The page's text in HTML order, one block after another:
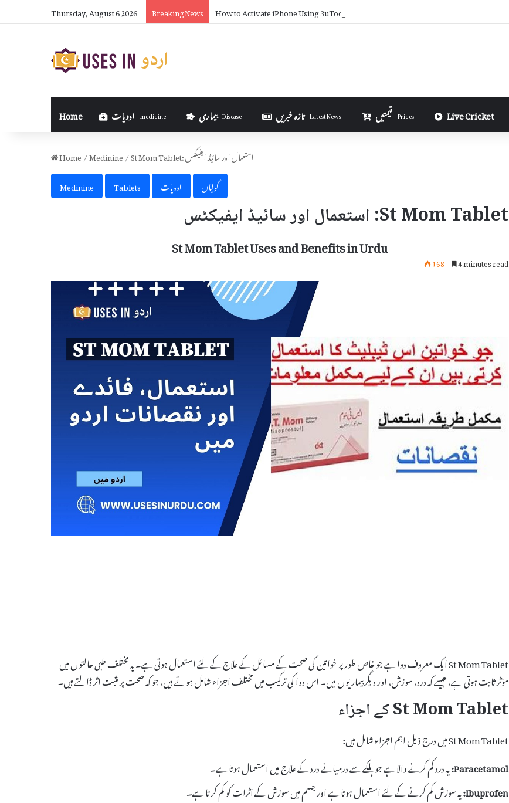
Thursday, August 6 2026 Breaking News How to Activate iPhone Using 3uTools in Urdu
Home medicine بیماری Disease تازہ خبریں Latest News Prices Live Cricket
Home/Medinine/
St Mom Tablet: استعمال اور سائیڈ ایفیکٹس
Medinine
Tablets ادویات گولیاں
St Mom Tablet: استعمال اور سائیڈ ایفیکٹس
St Mom Tablet Uses and Benefits in Urdu
168 4 minutes read
St Mom Tablet ایک معروف دوا ہے جو خاص طور پر خواتین کی صحت کے مسائل کے علاج کے لئے استعمال ہوتی ہے۔ یہ مختلف طبی حالتوں میں
مؤثر ثابت ہوتی ہے، جیسے کہ درد، سوزش، اور دیگر بیماریوں میں۔ اس دوا کی ترکیب میں مختلف اجزاء شامل ہوتے ہیں، جو کہ صحت پر مثبت اثر ڈالتے ہیں۔
St Mom Tablet کے اجزاء
St Mom Tablet میں درج ذیل اہم اجزاء شامل ہیں:
Paracetamol:یہ درد کم کرنے والا ہے جو ہلکے سے درمیانے درد کے علاج میں استعمال ہوتا ہے۔
Ibuprofen:یہ سوزش کم کرنے کے لئے استعمال ہوتا ہے اور جسم میں سوزش کے اثرات کو کم کرتا ہے۔